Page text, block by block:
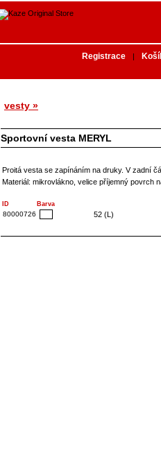
Registrace |
vesty »
Sportovní vesta MERYL
Proitá vesta se zapínáním na druky. V zadní
Materiál: mikrovlákno, velice příjemný povrch
ID Barva
80000726 52 (L)